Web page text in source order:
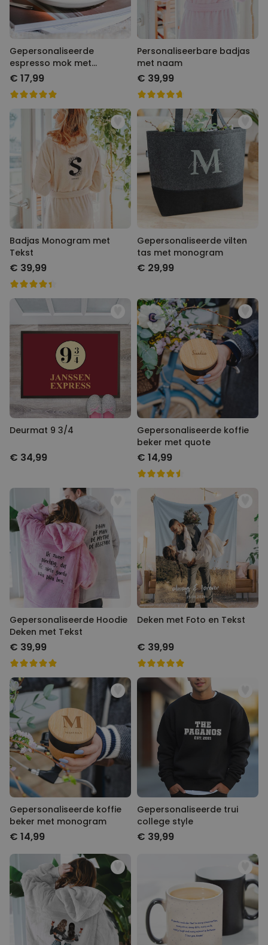
Gepersonaliseerde
espresso mok met
monogram
€ 17,99
Personaliseerbare badjas
met naam
€ 39,99
Badjas Monogram met
Tekst
€ 39,99
Gepersonaliseerde vilten
tas met monogram
€ 29,99
Deurmat 9 3/4
€ 34,99
Gepersonaliseerde koffie
beker met quote
€ 14,99
Gepersonaliseerde Hoodie
Deken met Tekst
€ 39,99
Deken met Foto en Tekst
€ 39,99
Gepersonaliseerde koffie
beker met monogram
€ 14,99
Gepersonaliseerde trui
college style
€ 39,99